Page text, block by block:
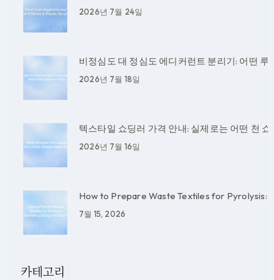
2026년 7월 24일
비정심도 대 정심도 에디커런트 분리기: 어떤
2026년 7월 18일
텍스타일 쇼딩러 가격 안내: 실제로는 어떤 천
2026년 7월 16일
How to Prepare Waste Textiles for Pyrolysis:
7월 15, 2026
카테고리